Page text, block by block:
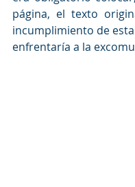
página, el texto
incumplimiento de
enfrentaría a la